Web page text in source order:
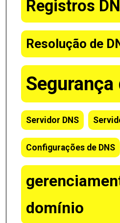
Registros
Resolução de
Segurança
Servidor DNS
Configurações de DNS
domínio